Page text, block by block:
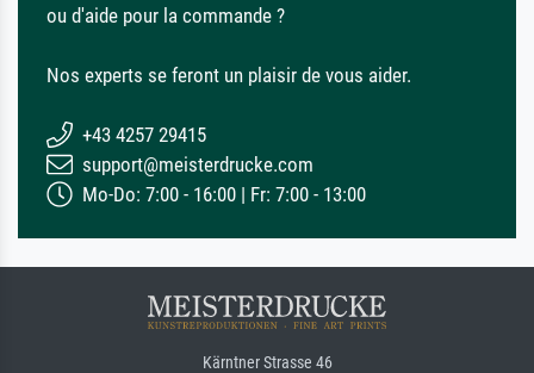
ou d'aide pour la commande ?
Nos experts se feront un plaisir de vous aider.
+43 4257 29415
support@meisterdrucke.com
Mo-Do: 7:00 - 16:00 | Fr: 7:00 - 13:00
Kärntner Strasse 46